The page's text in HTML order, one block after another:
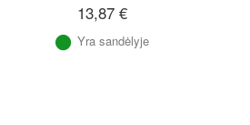
13,87 €
Yra sandėlyje